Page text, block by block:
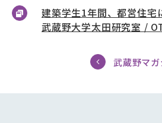
建築学生1年間、都営住宅
武蔵野大学太田研究室 /
武蔵野マ